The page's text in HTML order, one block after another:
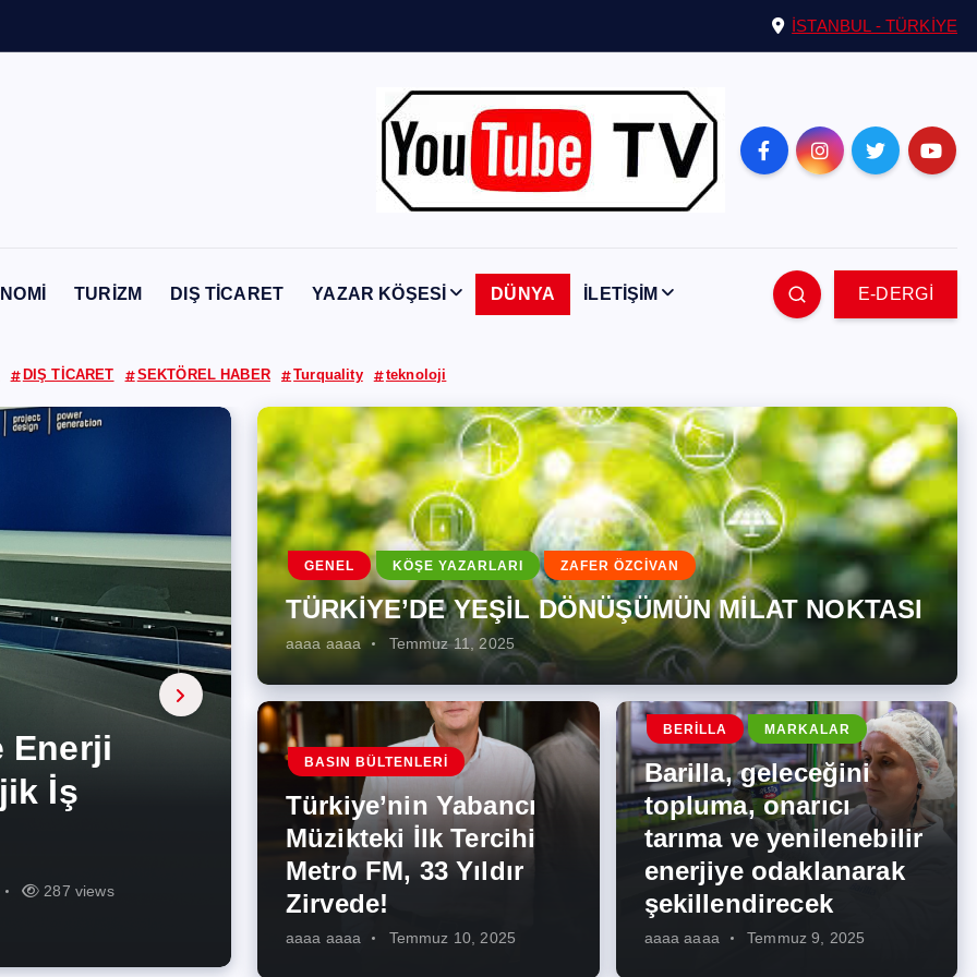
İSTANBUL - TÜRKİYE
TURİZM DIŞ TİCARET YAZAR KÖŞESİ DÜNYA İLETİŞİM E-DERGİ
DIŞ TİCARET SEKTÖREL HABER Turquality teknoloji
345 views
İlk
274 views
275 views
Enerji
İş
287 views
Kısa
227 views
Artması
262 views
GENEL KÖŞE YAZARLARI ZAFER ÖZCİVAN
TÜRKİYE’DE YEŞİL DÖNÜŞÜMÜN MİLAT NOKTASI
aaaa aaaa Temmuz 11, 2025
BASIN BÜLTENLERI
Türkiye’nin Yabancı
Müzikteki İlk Tercihi
Metro FM, 33 Yıldır
Zirvede!
aaaa aaaa Temmuz 10, 2025
BERILLA MARKALAR
Barilla, geleceğini
topluma, onarıcı
tarıma ve yenilenebilir
enerjiye odaklanarak
şekillendirecek
aaaa aaaa Temmuz 9, 2025